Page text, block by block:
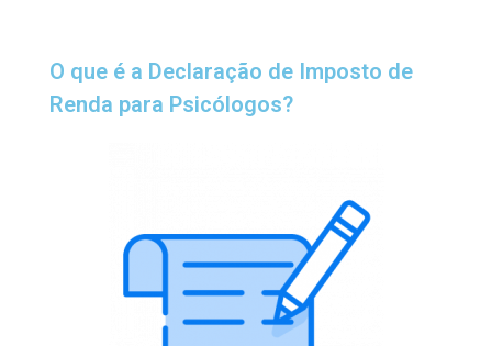
O que é a Declaração de Imposto de
Renda para Psicólogos?